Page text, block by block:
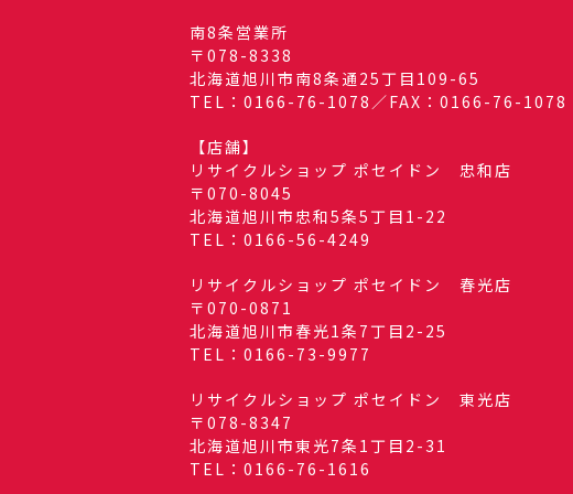
南8条営業所
〒078-8338
北海道旭川市南8条通25丁目109-65
TEL：0166-76-1078／FAX：0166-76-1078
【店舗】
リサイクルショップ ポセイドン 忠和店
〒070-8045
北海道旭川市忠和5条5丁目1-22
TEL：0166-56-4249
リサイクルショップ ポセイドン 春光店
〒070-0871
北海道旭川市春光1条7丁目2-25
TEL：0166-73-9977
リサイクルショップ ポセイドン 東光店
〒078-8347
北海道旭川市東光7条1丁目2-31
TEL：0166-76-1616